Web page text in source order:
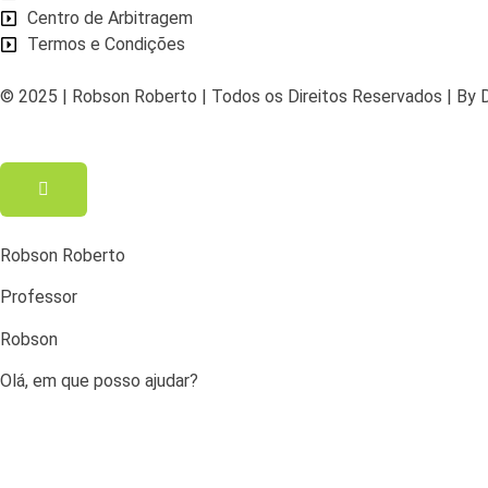
Centro de Arbitragem
Termos e Condições
© 2025 | Robson Roberto | Todos os Direitos Reservados | By
Robson Roberto
Professor
Robson
Olá, em que posso ajudar?